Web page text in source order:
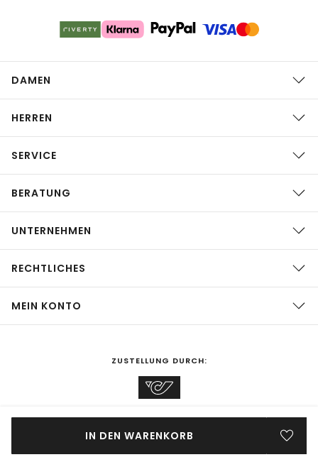
IN DEN WARENKORB
DAMEN
HERREN
SERVICE
BERATUNG
UNTERNEHMEN
RECHTLICHES
MEIN KONTO
ZUSTELLUNG DURCH: